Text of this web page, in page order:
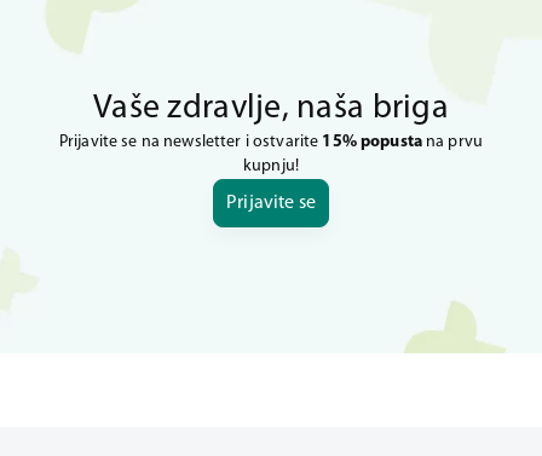
Vaše zdravlje, naša briga
Prijavite se na newsletter i ostvarite 15% popustana prvu
kupnju!
Prijavite se